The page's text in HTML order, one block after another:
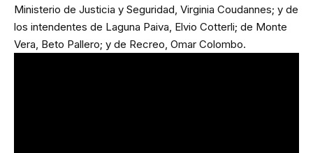
Ministerio de Justicia y Seguridad, Virginia Coudannes; y de
los intendentes de Laguna Paiva, Elvio Cotterli; de Monte
Vera, Beto Pallero; y de Recreo, Omar Colombo.